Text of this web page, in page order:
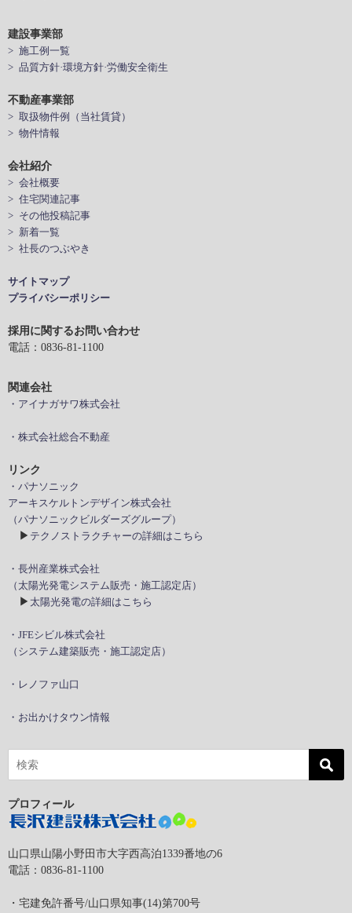
建設事業部
> 施工例一覧
> 品質方針·環境方針·労働安全衛生
不動産事業部
> 取扱物件例（当社賃貸）
> 物件情報
会社紹介
> 会社概要
> 住宅関連記事
> その他投稿記事
> 新着一覧
> 社長のつぶやき
サイトマップ
プライバシーポリシー
採用に関するお問い合わせ
電話：0836-81-1100
関連会社
・アイナガサワ株式会社
・株式会社総合不動産
リンク
・パナソニック
アーキスケルトンデザイン株式会社
（パナソニックビルダーズグループ）
▶ テクノストラクチャーの詳細はこちら
・長州産業株式会社
（太陽光発電システム販売・施工認定店）
▶ 太陽光発電の詳細はこちら
・JFEシビル株式会社
（システム建築販売・施工認定店）
・レノファ山口
・お出かけタウン情報
プロフィール
山口県山陽小野田市大字西高泊1339番地の6
電話：0836-81-1100
・宅建免許番号/山口県知事(14)第700号